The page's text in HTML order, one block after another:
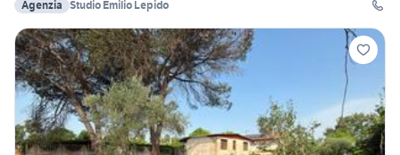
Agenzia Studio Emilio Lepido